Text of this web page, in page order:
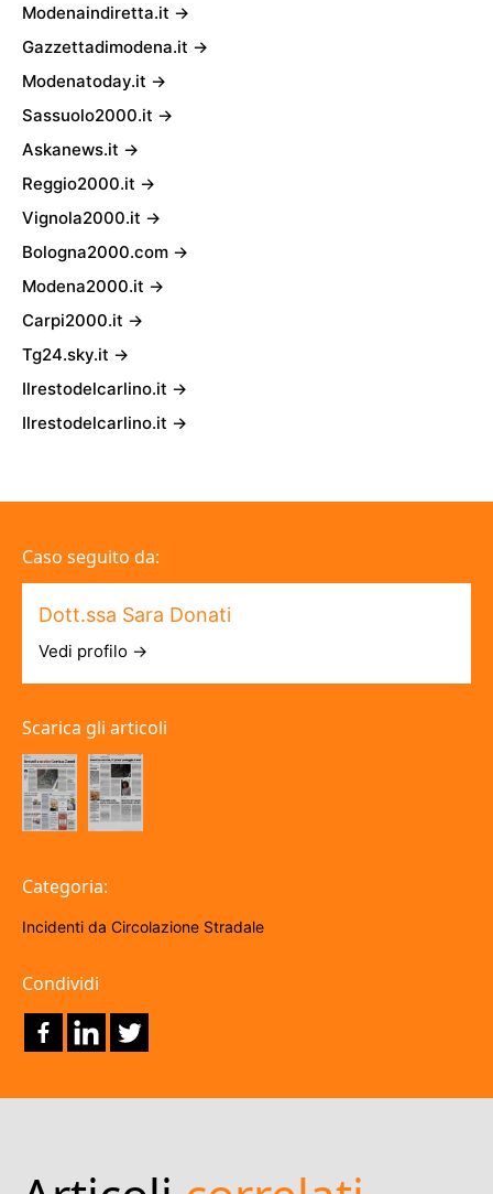
Modenaindiretta.it →
Gazzettadimodena.it →
Modenatoday.it →
Sassuolo2000.it →
Askanews.it →
Reggio2000.it →
Vignola2000.it →
Bologna2000.com →
Modena2000.it →
Carpi2000.it →
Tg24.sky.it →
Ilrestodelcarlino.it →
Ilrestodelcarlino.it →
Caso seguito da:
Dott.ssa Sara Donati
Vedi profilo →
Scarica gli articoli
Categoria:
Incidenti da Circolazione Stradale
Condividi